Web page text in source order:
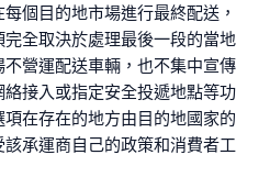
個目的地市場進行最終配送，
全取決於處理最後一段的當地
營運配送車輛，也不集中宣傳
接入或指定安全投遞地點等功
在存在的地方由目的地國家的
承運商自己的政策和消費者工